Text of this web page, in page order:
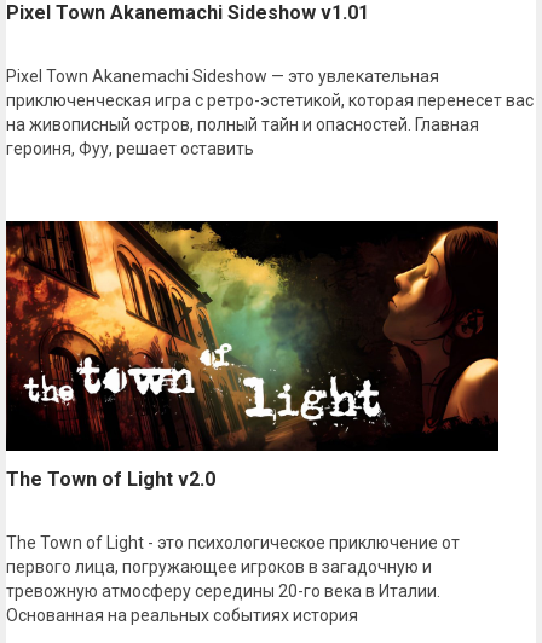
Pixel Town Akanemachi Sideshow v1.01
Pixel Town Akanemachi Sideshow — это увлекательная
приключенческая игра с ретро-эстетикой, которая перенесет вас
на живописный остров, полный тайн и опасностей. Главная
героиня, Фуу, решает оставить
The Town of Light v2.0
The Town of Light - это психологическое приключение от
первого лица, погружающее игроков в загадочную и
тревожную атмосферу середины 20-го века в Италии.
Основанная на реальных событиях история